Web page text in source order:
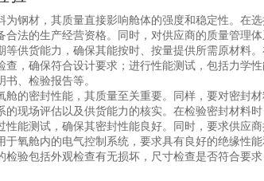
为钢材，其质量直接影响舱体的强度和稳定性。在
法的生产经营资格。同时，对供应商的质量管理
供货能力，确保其能按时、按量提供所需原材料
查，确保符合设计要求；进行性能测试，包括力学
、检验报告等。
舱的密封性能，其质量至关重要。同样，要对密封
的现场评估以及供货能力的核实。在检验密封材料
能测试，确保其密封性能良好。同时，要求供应商
于氧舱内的电气控制系统，要求具有良好的绝缘性
检验包括外观检查有无损坏，尺寸检查是否符合要